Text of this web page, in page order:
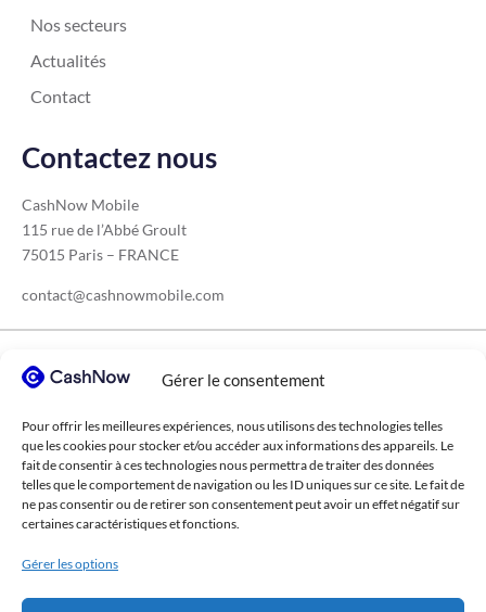
Gérer le consentement
Pour offrir les meilleures expériences, nous utilisons des technologies telles
que les cookies pour stocker et/ou accéder aux informations des appareils. Le
fait de consentir à ces technologies nous permettra de traiter des données
telles que le comportement de navigation ou les ID uniques sur ce site. Le fait de
ne pas consentir ou de retirer son consentement peut avoir un effet négatif sur
certaines caractéristiques et fonctions.
Gérer les options
Nos secteurs
Actualités
Contact
Contactez nous
CashNow Mobile
115 rue de l’Abbé Groult
75015 Paris – FRANCE
contact@cashnowmobile.com
Tous nos secteurs
BTP Secteur médical
Transport
Coopératives agricoles
Ecoles supérieures
Retraitement des déchets
Cabinets de conseil
ESN / sociétés de services
Événementiel